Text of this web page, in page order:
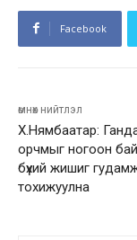
Facebook
өмнөх нийтлэл
Х.Нямбаатар:
орчмыг ногоон
бүхий жишиг
тохижуулна